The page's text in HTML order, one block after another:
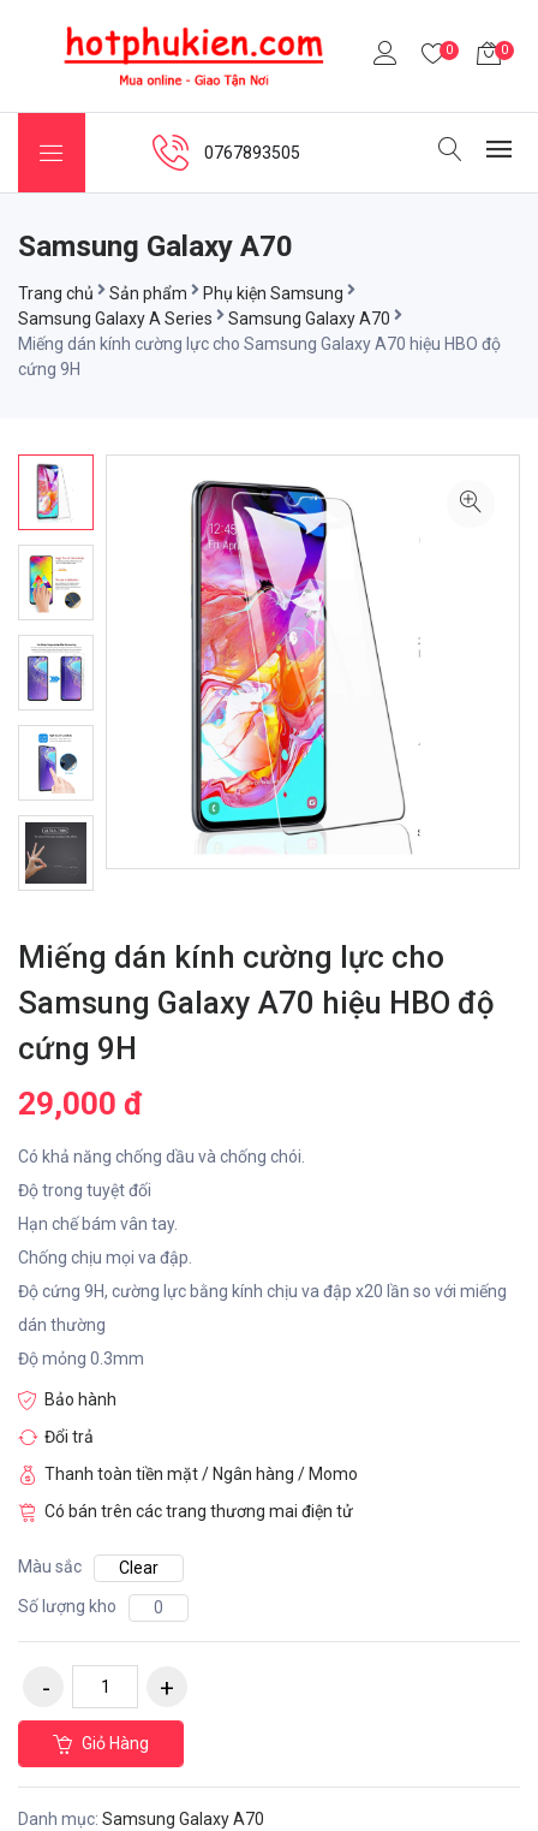
0 0
0767893505
Samsung Galaxy A70
Trang chủ Sản phẩm
Phụ kiện Samsung
Samsung Galaxy A Series
Samsung Galaxy A70
Miếng dán kính cường lực cho Samsung Galaxy A70 hiệu HBO độ
cứng 9H
Miếng dán kính cường lực cho
Samsung Galaxy A70 hiệu HBO độ
cứng 9H
29,000 đ
Có khả năng chống dầu và chống chói.
Độ trong tuyệt đối
Hạn chế bám vân tay.
Chống chịu mọi va đập.
Độ cứng 9H, cường lực bằng kính chịu va đập x20 lần so với miếng
dán thường
Độ mỏng 0.3mm
Bảo hành
Đổi trả
Thanh toàn tiền mặt / Ngân hàng / Momo
Có bán trên các trang thương mai điện tử
Màu sắc
Clear
Số lượng kho
0
Giỏ Hàng
Danh mục: Samsung Galaxy A70